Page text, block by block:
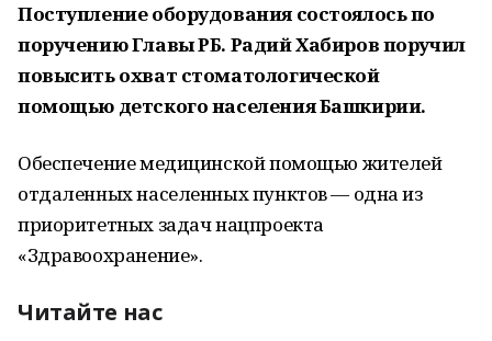
Поступление оборудования состоялось по
поручению Главы РБ. Радий Хабиров поручил
повысить охват стоматологической
помощью детского населения Башкирии.
Обеспечение медицинской помощью жителей
отдаленных населенных пунктов — одна из
приоритетных задач нацпроекта
«Здравоохранение».
Читайте нас